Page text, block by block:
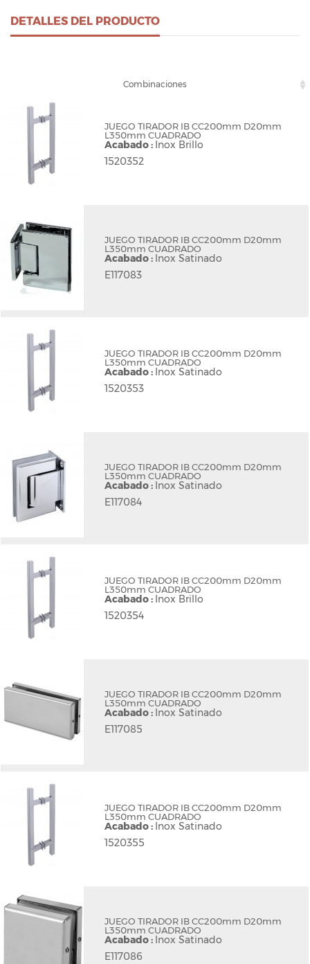
DETALLES DEL PRODUCTO
Combinaciones
JUEGO TIRADOR IB CC200mm D20mm
L350mm CUADRADO
Acabado : Inox Brillo
1520352
JUEGO TIRADOR IB CC200mm D20mm
L350mm CUADRADO
Acabado : Inox Satinado
E117083
JUEGO TIRADOR IB CC200mm D20mm
L350mm CUADRADO
Acabado : Inox Satinado
1520353
JUEGO TIRADOR IB CC200mm D20mm
L350mm CUADRADO
Acabado : Inox Satinado
E117084
JUEGO TIRADOR IB CC200mm D20mm
L350mm CUADRADO
Acabado : Inox Brillo
1520354
JUEGO TIRADOR IB CC200mm D20mm
L350mm CUADRADO
Acabado : Inox Satinado
E117085
JUEGO TIRADOR IB CC200mm D20mm
L350mm CUADRADO
Acabado : Inox Satinado
1520355
JUEGO TIRADOR IB CC200mm D20mm
L350mm CUADRADO
Acabado : Inox Satinado
E117086